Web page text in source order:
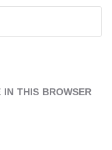
THIS BROWSER